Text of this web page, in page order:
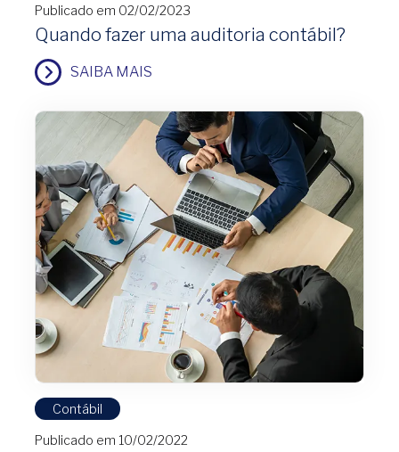
Publicado em 02/02/2023
Quando fazer uma auditoria contábil?
SAIBA MAIS
Contábil
Publicado em 10/02/2022